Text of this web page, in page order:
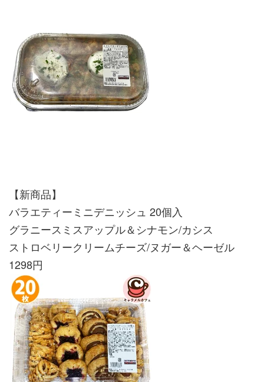
【新商品】
バラエティーミニデニッシュ 20個入
グラニースミスアップル＆シナモン/カシス
ストロベリークリームチーズ/ヌガー＆ヘーゼル
1298円